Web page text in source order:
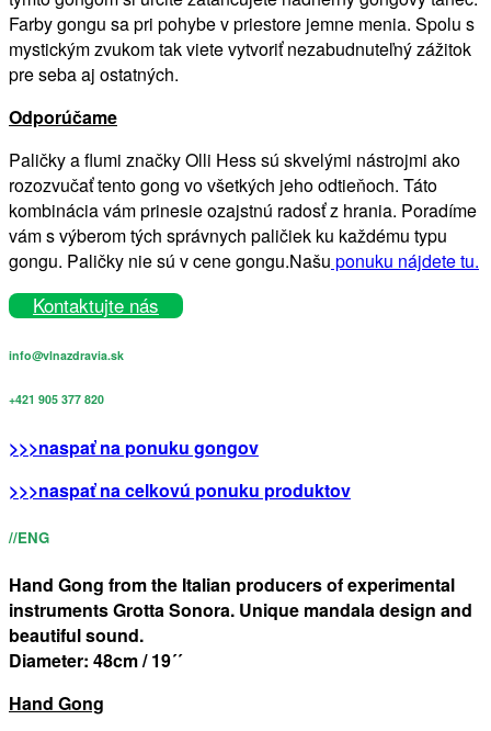
Farby gongu sa pri pohybe v priestore jemne menia. Spolu s
mystickým zvukom tak viete vytvoriť nezabudnuteľný zážitok
pre seba aj ostatných.
Odporúčame
Paličky a flumi značky Olli Hess sú skvelými nástrojmi ako
rozozvučať tento gong vo všetkých jeho odtieňoch. Táto
kombinácia vám prinesie ozajstnú radosť z hrania. Poradíme
vám s výberom tých správnych paličiek ku každému typu
gongu. Paličky nie sú v cene gongu.Našu ponuku nájdete tu.
Kontaktujte nás
info@vlnazdravia.sk
+421 905 377 820
>>>naspať na ponuku gongov
>>>naspať na celkovú ponuku produktov
//ENG
Hand Gong from the Italian producers of experimental
instruments Grotta Sonora. Unique mandala design and
beautiful sound.
Diameter: 48cm / 19´´
Hand Gong